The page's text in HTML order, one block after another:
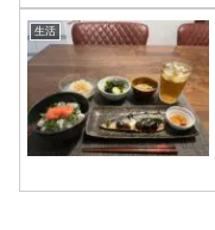
生活